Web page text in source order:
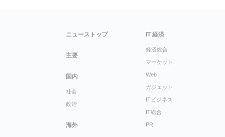
ニューストップ
主要
国内
社会
政治
海外
IT 経済
経済総合
マーケット
Web
ガジェット
ITビジネス
IT総合
PR